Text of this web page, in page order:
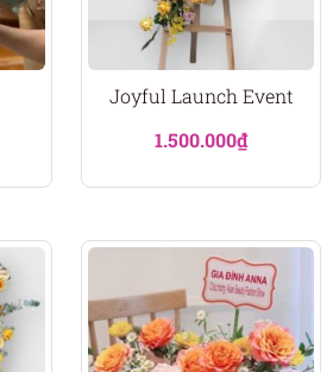
Joyful Launch Event
1.500.000₫